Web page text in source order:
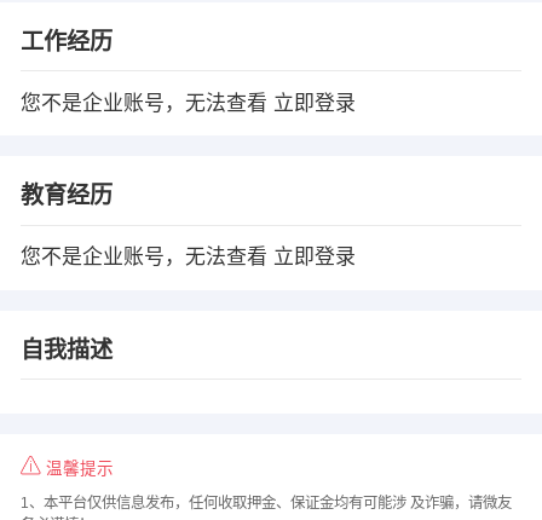
工作经历
您不是企业账号，无法查看 立即登录
教育经历
您不是企业账号，无法查看 立即登录
自我描述
温馨提示
1、本平台仅供信息发布，任何收取押金、保证金均有可能涉 及诈骗，请微友